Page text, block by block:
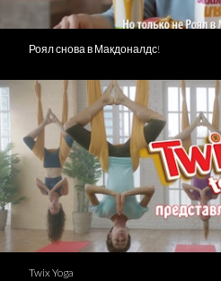
Роял снова в Макдоналдс!
Twix Yoga